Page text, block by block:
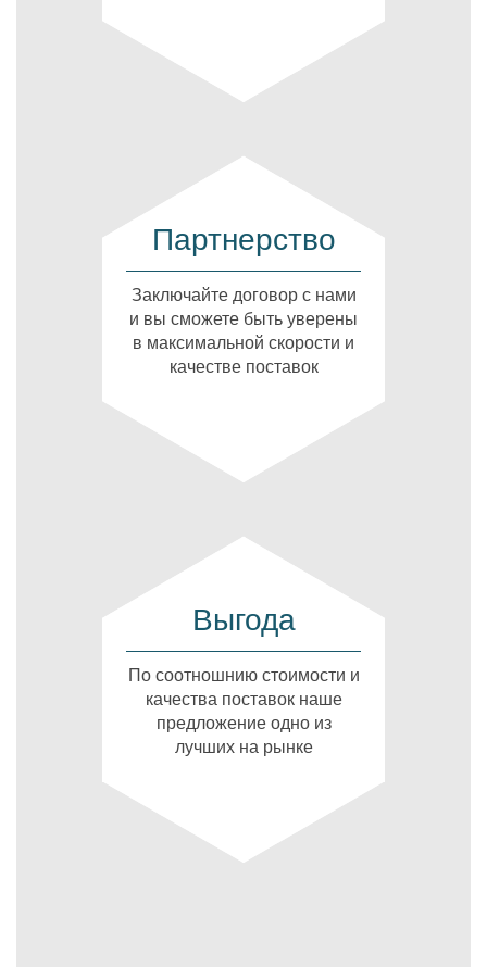
Партнерство
Заключайте договор с нами
и вы сможете быть уверены
в максимальной скорости и
качестве поставок
Выгода
По соотношнию стоимости и
качества поставок наше
предложение одно из
лучших на рынке